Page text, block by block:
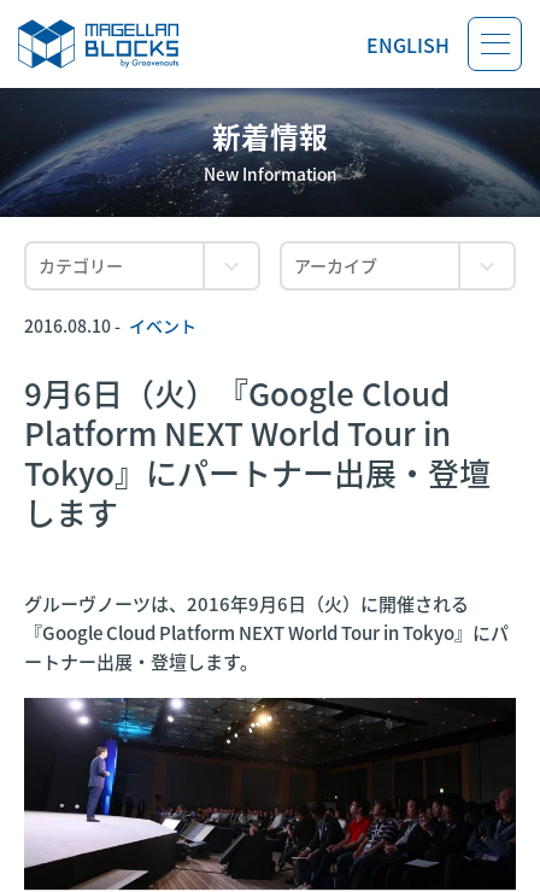
ENGLISH
新着情報
New Information
2016.08.10 - イベント
9月6日（火）『Google Cloud
Platform NEXT World Tour in
Tokyo』にパートナー出展・登壇
します
グルーヴノーツは、2016年9月6日（火）に開催される
『Google Cloud Platform NEXT World Tour in Tokyo』にパ
ートナー出展・登壇します。